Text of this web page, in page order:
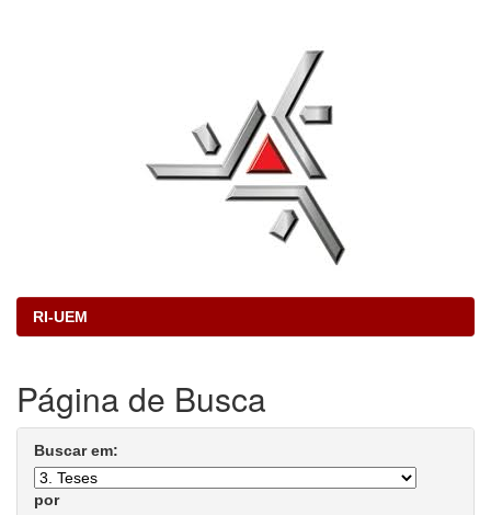
RI-UEM
Página de Busca
Buscar em:
por